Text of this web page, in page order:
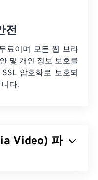
전
료이며 모든 웹 브라
및 개인 정보 보호를
암호화로 보호되
다.
Video) 파